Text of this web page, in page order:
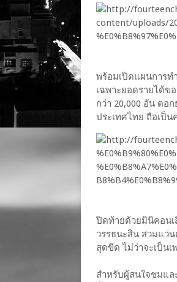
พร้อมเปิดแผนการท
เฉพาะยอดรายได้ข
กว่า 20,000 อัน ตอ
ประเทศไทย ถือเป็น
ปิดท้ายด้วยมินิคอนเ
วรรธนะสิน สวมแว่
สุดขีด ไม่ว่าจะเป็นเ
สำหรับผู้สนใจชมแ